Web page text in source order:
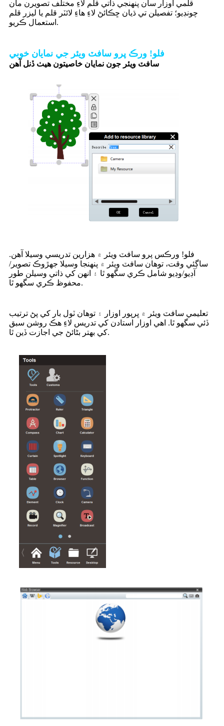
قلمي اوزار سان پنهنجي ذاتي قلم لاءِ مختلف تصويرن مان
چونڊيو؛ تفصيلن تي ڌيان ڇڪائڻ لاءِ هاءِ لائٽر قلم يا ليزر قلم
استعمال ڪريو.
فلو! ورڪ پرو سافٽ ويئر جي نمايان خوبي
سافٽ ويئر جون نمايان خاصيتون هيٺ ڏنل آهن
فلو! ورڪس پرو سافٽ ويئر ۾ هزارين تدريسي وسيلا آهن.
ساڳئي وقت، توهان سافٽ ويئر ۾ پنهنجا وسيلا جهڙوڪ تصوير/
آڊيو/وڊيو شامل ڪري سگهو ٿا ۽ انهن کي ذاتي وسيلن طور
محفوظ ڪري سگهو ٿا.
تعليمي سافٽ ويئر ۾ ڀرپور اوزار ۽ توهان ٽول بار کي پڻ ترتيب
ڏئي سگهو ٿا. اهي اوزار استادن کي تدريس لاءِ هڪ روشن سبق
کي بهتر بڻائڻ جي اجازت ڏين ٿا.